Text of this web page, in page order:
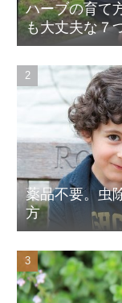
ハーブの育て
も大丈夫な７
薬品不要。虫
方